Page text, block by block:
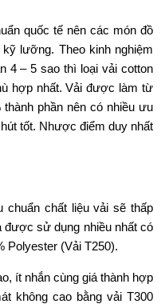
quốc tế nên các món đồ
lưỡng. Theo kinh nghiệm
4 – 5 sao thì loại vải cotton
hợp nhất. Vải được làm từ
phần nên có nhiều ưu
tốt. Nhược điểm duy nhất
chuẩn chất liệu vải sẽ thấp
được sử dụng nhiều nhất có
Polyester (Vải T250).
ít nhắn cùng giá thành hợp
không cao bằng vải T300